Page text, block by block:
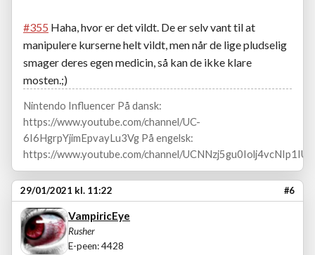
#355 Haha, hvor er det vildt. De er selv vant til at
manipulere kurserne helt vildt, men når de lige pludselig
smager deres egen medicin, så kan de ikke klare
mosten.;)
Nintendo Influencer På dansk:
https://www.youtube.com/channel/UC-
6I6HgrpYjimEpvayLu3Vg På engelsk:
https://www.youtube.com/channel/UCNNzj5gu0Iolj4vcNIp1IUA
29/01/2021 kl. 11:22 #6
VampiricEye
Rusher
E-peen: 4428